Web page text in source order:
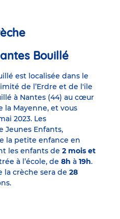
Bouillé
est localisée dans le
de l’Erdre et de l'ile
à Nantes (44) au cœur
la Mayenne, et vous
2023. Les
Jeunes Enfants,
la petite enfance en
les enfants de 2 mois et
à l’école, de 8h à 19h.
la crèche sera de 28